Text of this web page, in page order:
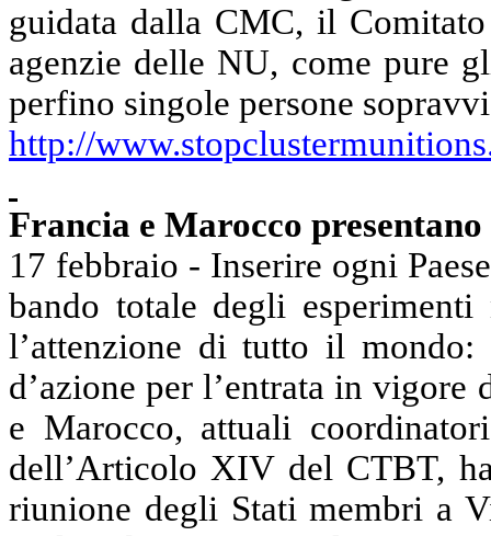
guidata dalla CMC, il
agenzie delle NU, come pure
perfino singole persone
http://
Francia e Marocco
17 febbraio - Inserire ogni
bando totale degli
l’attenzione di tutto il
d’azione per l’entrata in
e Marocco, attuali
dell’Articolo XIV del CTBT,
riunione degli Stati membri a